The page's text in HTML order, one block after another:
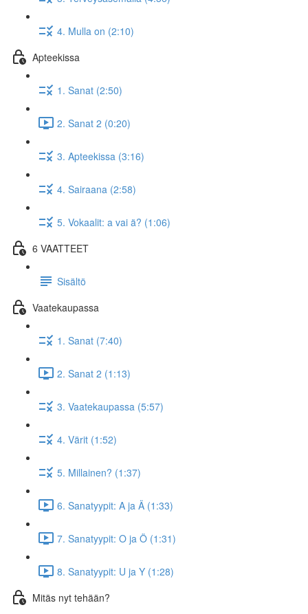
4. Mulla on (2:10)
Apteekissa
1. Sanat (2:50)
2. Sanat 2 (0:20)
3. Apteekissa (3:16)
4. Sairaana (2:58)
5. Vokaalit: a vai ä? (1:06)
6 VAATTEET
Sisältö
Vaatekaupassa
1. Sanat (7:40)
2. Sanat 2 (1:13)
3. Vaatekaupassa (5:57)
4. Värit (1:52)
5. Millainen? (1:37)
6. Sanatyypit: A ja Ä (1:33)
7. Sanatyypit: O ja Ö (1:31)
8. Sanatyypit: U ja Y (1:28)
Mitäs nyt tehään?